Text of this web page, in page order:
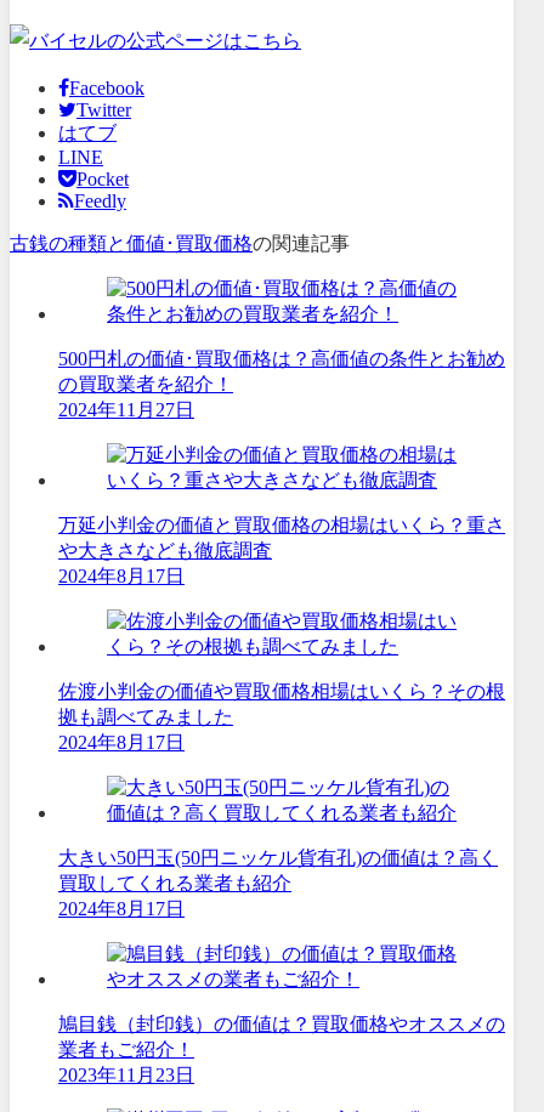
Facebook
Twitter
はてブ
LINE
Pocket
Feedly
古銭の種類と価値･買取価格の関連記事
500円札の価値･買取価格は？高価値の条件とお勧め
の買取業者を紹介！
2024年11月27日
万延小判金の価値と買取価格の相場はいくら？重さ
や大きさなども徹底調査
2024年8月17日
佐渡小判金の価値や買取価格相場はいくら？その根
拠も調べてみました
2024年8月17日
大きい50円玉(50円ニッケル貨有孔)の価値は？高く
買取してくれる業者も紹介
2024年8月17日
鳩目銭（封印銭）の価値は？買取価格やオススメの
業者もご紹介！
2023年11月23日